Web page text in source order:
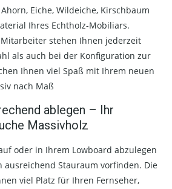
Eiche, Wildeiche, Kirschbaum
Ihres Echtholz-Mobiliars.
stehen Ihnen jederzeit
als auch bei der Konfiguration zur
Ihnen viel Spaß mit Ihrem neuen
nach Maß
ablegen – Ihr
Massivholz
oder in Ihrem Lowboard abzulegen
ausreichend Stauraum vorfinden. Die
viel Platz für Ihren Fernseher,